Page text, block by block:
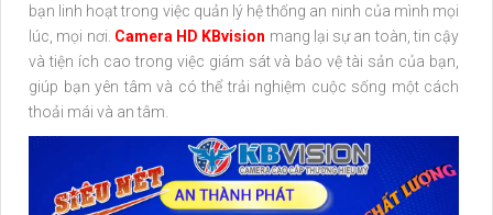
bạn linh hoạt trong việc quản lý hệ thống an ninh của mình mọi
lúc, mọi nơi. Camera HD KBvision mang lại sự an toàn, tin cậy
và tiện ích cao trong việc giám sát và bảo vệ tài sản của bạn,
giúp bạn yên tâm và có thể trải nghiệm cuộc sống một cách
thoải mái và an tâm.